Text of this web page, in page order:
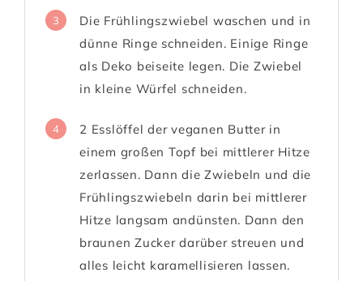
3
Die Frühlingszwiebel waschen und in
dünne Ringe schneiden. Einige Ringe
als Deko beiseite legen. Die Zwiebel
in kleine Würfel schneiden.
4
2 Esslöffel der veganen Butter in
einem großen Topf bei mittlerer Hitze
zerlassen. Dann die Zwiebeln und die
Frühlingszwiebeln darin bei mittlerer
Hitze langsam andünsten. Dann den
braunen Zucker darüber streuen und
alles leicht karamellisieren lassen.